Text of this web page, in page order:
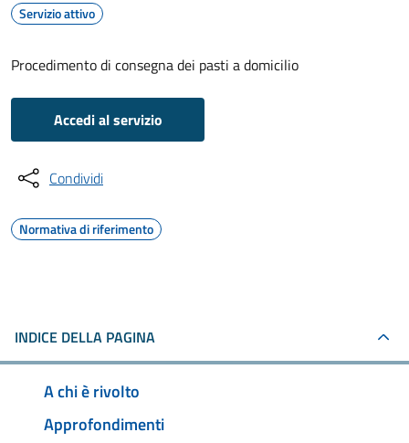
Servizio attivo
Procedimento di consegna dei pasti a domicilio
Accedi al servizio
Condividi
Normativa di riferimento
INDICE DELLA PAGINA
A chi è rivolto
Approfondimenti